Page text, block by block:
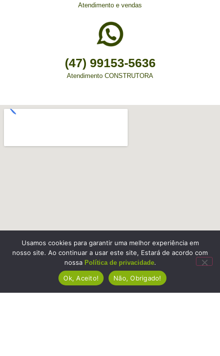
Atendimento e vendas
(47) 99153-5636
Atendimento CONSTRUTORA
Usamos cookies para garantir uma melhor experiência em
nosso site. Ao continuar a usar este site, Estará de acordo com
nossa Política de privacidade.
Ok, Aceito!
Não, Obrigado!